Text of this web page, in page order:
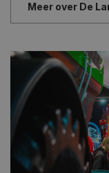
Meer over De